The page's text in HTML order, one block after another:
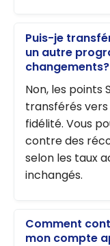
Puis-je
un autre
changements?
Non, les points
transférés
fidélité. Vous
contre des
selon les taux
inchangés.
Comment
mon compte